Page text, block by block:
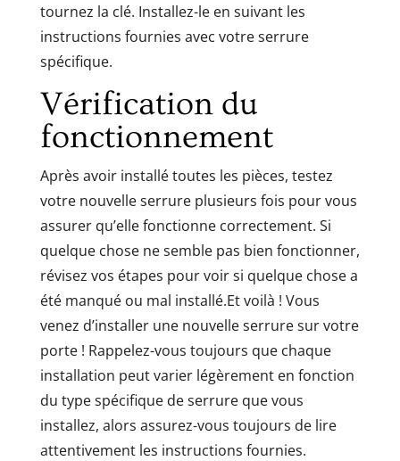
tournez la clé. Installez-le en suivant les
instructions fournies avec votre serrure
spécifique.
Vérification du
fonctionnement
Après avoir installé toutes les pièces, testez
votre nouvelle serrure plusieurs fois pour vous
assurer qu’elle fonctionne correctement. Si
quelque chose ne semble pas bien fonctionner,
révisez vos étapes pour voir si quelque chose a
été manqué ou mal installé.Et voilà ! Vous
venez d’installer une nouvelle serrure sur votre
porte ! Rappelez-vous toujours que chaque
installation peut varier légèrement en fonction
du type spécifique de serrure que vous
installez, alors assurez-vous toujours de lire
attentivement les instructions fournies.